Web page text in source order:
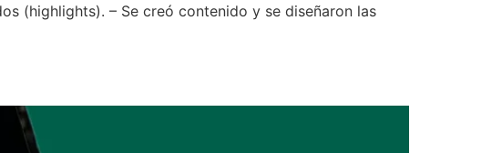
(highlights). – Se creó contenido y se diseñaron las